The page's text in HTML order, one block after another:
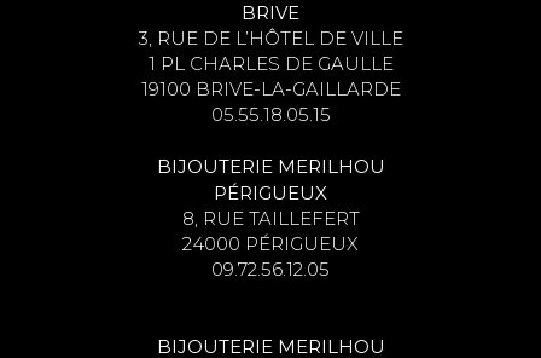
BRIVE
3, RUE DE L’HÔTEL DE VILLE
1 PL CHARLES DE GAULLE
19100 BRIVE-LA-GAILLARDE
05.55.18.05.15
BIJOUTERIE MERILHOU
PÉRIGUEUX
8, RUE TAILLEFERT
24000 PÉRIGUEUX
09.72.56.12.05
BIJOUTERIE MERILHOU